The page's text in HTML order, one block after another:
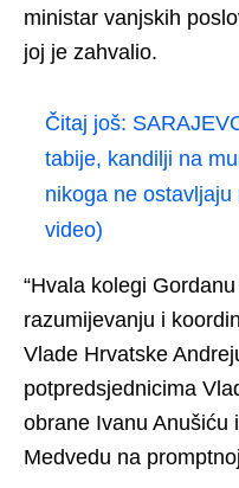
ministar vanjskih
joj je zahvalio.
Čitaj još:
tabije, kandilji na
nikoga ne
video)
“Hvala kolegi
razumijevanju i
Vlade Hrvatske
potpredsjednicima
obrane Ivanu Anušiću
Medvedu na